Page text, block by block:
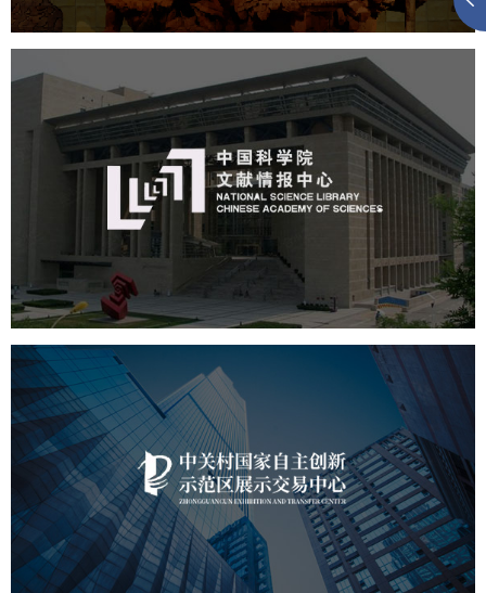
中国科学院文献情报中心
网站建设 虚拟展厅
数字博物馆建设
展厅空间设计
产品展厅设计
中关村国家自主展示中心
文化艺术 展馆网站建设
博物馆展厅设计
数字博物馆建设
展厅空间设计
北京展厅设计
产品展厅设计
企业展厅设计 公司展厅设计